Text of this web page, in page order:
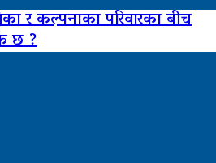
र कल्पनाका परिवारका बीच
छ ?